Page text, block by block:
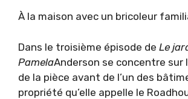
À la maison avec un bricoleur
Dans le troisième épisode de Le
PamelaAnderson se concentre sur
de la pièce avant de l’un des
propriété qu’elle appelle le